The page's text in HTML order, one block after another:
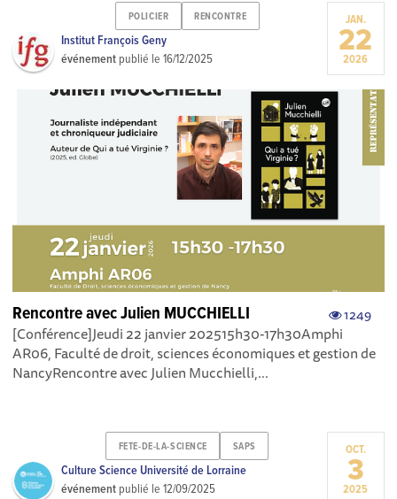
POLICIER RENCONTRE
Institut François Geny
événement publié le16/12/2025
JAN.
22
2026
1249
Rencontre avec Julien MUCCHIELLI
[Conférence]Jeudi 22 janvier 202515h30-17h30Amphi
AR06, Faculté de droit, sciences économiques et gestion de
NancyRencontre avec Julien Mucchielli,...
FETE-DE-LA-SCIENCE SAPS
Culture Science Université de Lorraine
événement publié le12/09/2025
OCT.
3
2025